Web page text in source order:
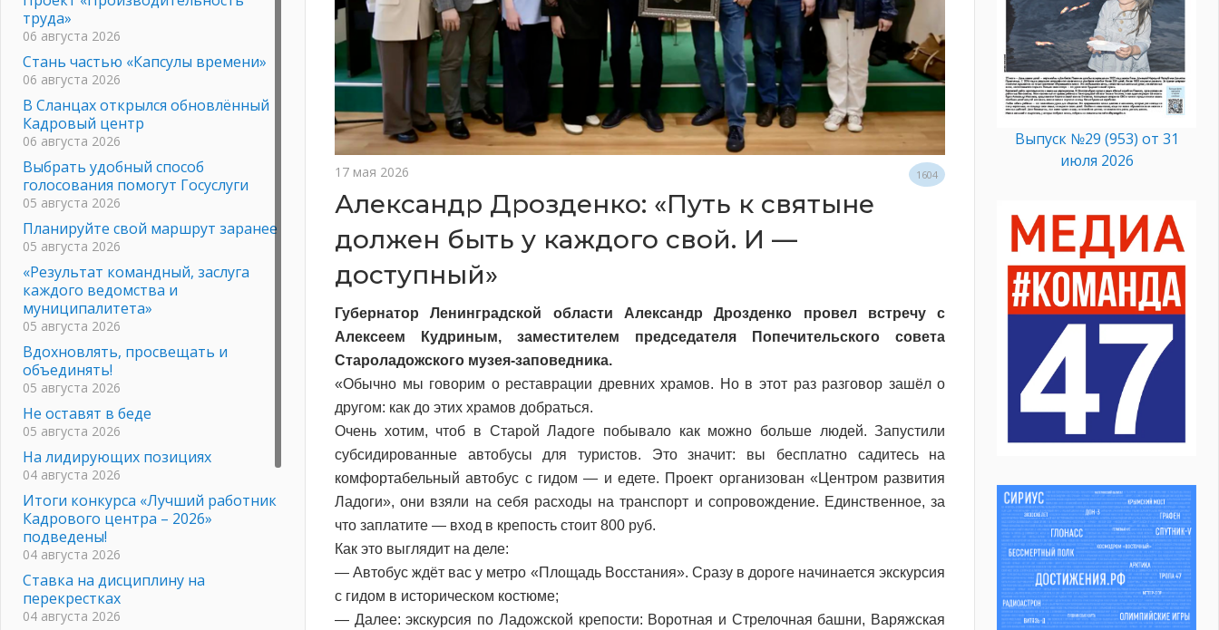
17 мая 2026 1604
Александр Дрозденко: «Путь к святыне
должен быть у каждого свой. И —
доступный»
Губернатор Ленинградской области Александр Дрозденко провел встречу с
Алексеем Кудриным, заместителем председателя Попечительского совета
Староладожского музея-заповедника.
«Обычно мы говорим о реставрации древних храмов. Но в этот раз разговор зашёл о
другом: как до этих храмов добраться.
Очень хотим, чтоб в Старой Ладоге побывало как можно больше людей. Запустили
субсидированные автобусы для туристов. Это значит: вы бесплатно садитесь на
комфортабельный автобус с гидом — и едете. Проект организован «Центром развития
Ладоги», они взяли на себя расходы на транспорт и сопровождение. Единственное, за
что заплатите — вход в крепость стоит 800 руб.
Как это выглядит на деле:
— Автобус ждёт вас у метро «Площадь Восстания». Сразу в дороге начинается экскурсия
с гидом в историческом костюме;
— Далее: экскурсия по Ладожской крепости: Воротная и Стрелочная башни, Варяжская
труда»
06 августа 2026
Стань частью «Капсулы времени»
06 августа 2026
В Сланцах открылся обновлённый
Кадровый центр
06 августа 2026
Выбрать удобный способ
голосования помогут Госуслуги
05 августа 2026
Планируйте свой маршрут заранее
05 августа 2026
«Результат командный, заслуга
каждого ведомства и
муниципалитета»
05 августа 2026
Вдохновлять, просвещать и
объединять!
05 августа 2026
Не оставят в беде
05 августа 2026
На лидирующих позициях
04 августа 2026
Итоги конкурса «Лучший работник
Кадрового центра – 2026»
подведены!
04 августа 2026
Ставка на дисциплину на
перекрестках
04 августа 2026
Выпуск №29 (953) от 31
июля 2026